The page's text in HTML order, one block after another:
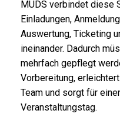
MUDS verbindet diese
Einladungen,
Auswertung, Ticketing
ineinander. Dadurch
mehrfach gepflegt
Vorbereitung,
Team und sorgt für
Veranstaltungstag.